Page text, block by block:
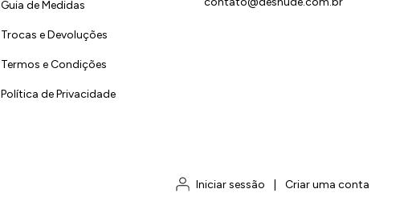
Guia de Medidas
Trocas e Devoluções
Termos e Condições
Política de Privacidade
Iniciar sessão Criar uma conta